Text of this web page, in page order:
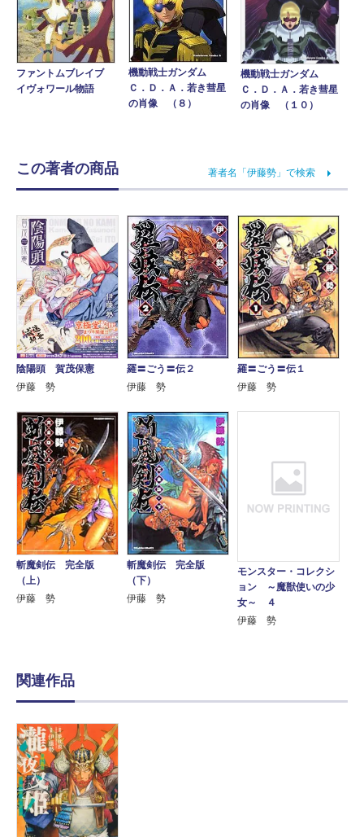
ファントムブレイブ
イヴォワール物語
機動戦士ガンダム
Ｃ．Ｄ．Ａ．若き彗星
の肖像 （８）
機動戦士ガンダム
Ｃ．Ｄ．Ａ．若き彗星
の肖像 （１０）
この著者の商品 著者名「伊藤勢」で検索
陰陽頭 賀茂保憲
伊藤 勢
羅〓ごう〓伝２
伊藤 勢
羅〓ごう〓伝１
伊藤 勢
斬魔剣伝 完全版
（上）
伊藤 勢
斬魔剣伝 完全版
（下）
伊藤 勢
モンスター・コレクシ
ョン ～魔獣使いの少
女～ ４
伊藤 勢
関連作品